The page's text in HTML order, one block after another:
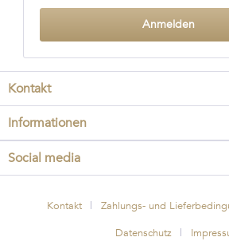
Anmelden
Kontakt
Informationen
Social media
Kontakt Zahlungs- und
Datenschutz